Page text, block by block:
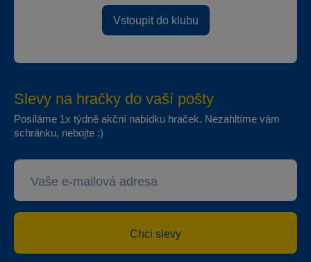
Vstoupit do klubu
Slevy na hračky do vaší pošty
Posíláme 1x týdně akční nabídku hraček. Nezahltíme vám
schránku, nebojte :)
Chci slevy